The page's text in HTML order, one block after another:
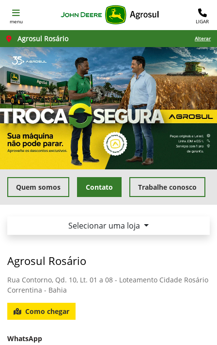
menu LIGAR
Agrosul Rosário Alterar
Quem somos Contato Trabalhe conosco
Selecionar uma loja
Agrosul Rosário
Rua Contorno, Qd. 10, Lt. 01 a 08 - Loteamento Cidade Rosário
Correntina - Bahia
Como chegar
WhatsApp